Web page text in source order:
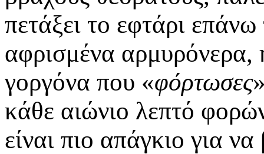
πετάξει το εφτάρι
αφρισμένα αρμυρόνερα,
γοργόνα που «φόρτωσες
κάθε αιώνιο λεπτό
είναι πιο απάγκιο για να